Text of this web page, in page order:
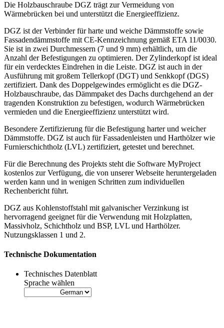
Die Holzbauschraube DGZ trägt zur Vermeidung von
Wärmebrücken bei und unterstützt die Energieeffizienz.
DGZ ist der Verbinder für harte und weiche Dämmstoffe sowie
Fassadendämmstoffe mit CE-Kennzeichnung gemäß ETA 11/0030.
Sie ist in zwei Durchmessern (7 und 9 mm) erhältlich, um die
Anzahl der Befestigungen zu optimieren. Der Zylinderkopf ist ideal
für ein verdecktes Eindrehen in die Leiste. DGZ ist auch in der
Ausführung mit großem Tellerkopf (DGT) und Senkkopf (DGS)
zertifiziert. Dank des Doppelgewindes ermöglicht es die DGZ-
Holzbauschraube, das Dämmpaket des Dachs durchgehend an der
tragenden Konstruktion zu befestigen, wodurch Wärmebrücken
vermieden und die Energieeffizienz unterstützt wird.
Besondere Zertifizierung für die Befestigung harter und weicher
Dämmstoffe. DGZ ist auch für Fassadenleisten und Harthölzer wie
Furnierschichtholz (LVL) zertifiziert, getestet und berechnet.
Für die Berechnung des Projekts steht die Software MyProject
kostenlos zur Verfügung, die von unserer Webseite heruntergeladen
werden kann und in wenigen Schritten zum individuellen
Rechenbericht führt.
DGZ aus Kohlenstoffstahl mit galvanischer Verzinkung ist
hervorragend geeignet für die Verwendung mit Holzplatten,
Massivholz, Schichtholz und BSP, LVL und Harthölzer.
Nutzungsklassen 1 und 2.
Technische Dokumentation
Technisches Datenblatt
Sprache wählen